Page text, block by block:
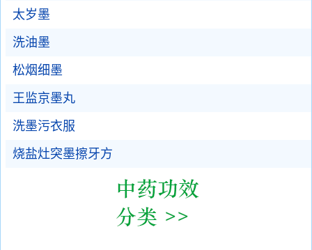
太岁墨
洗油墨
松烟细墨
王监京墨丸
洗墨污衣服
烧盐灶突墨擦牙方